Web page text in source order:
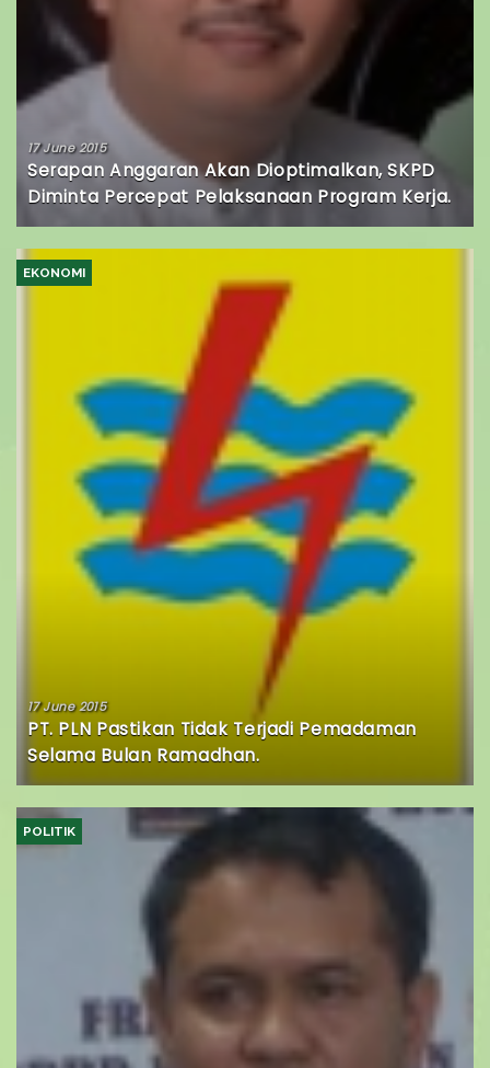
17 June 2015
Serapan Anggaran Akan Dioptimalkan, SKPD
Diminta Percepat Pelaksanaan Program Kerja.
EKONOMI
17 June 2015
PT. PLN Pastikan Tidak Terjadi Pemadaman
Selama Bulan Ramadhan.
POLITIK